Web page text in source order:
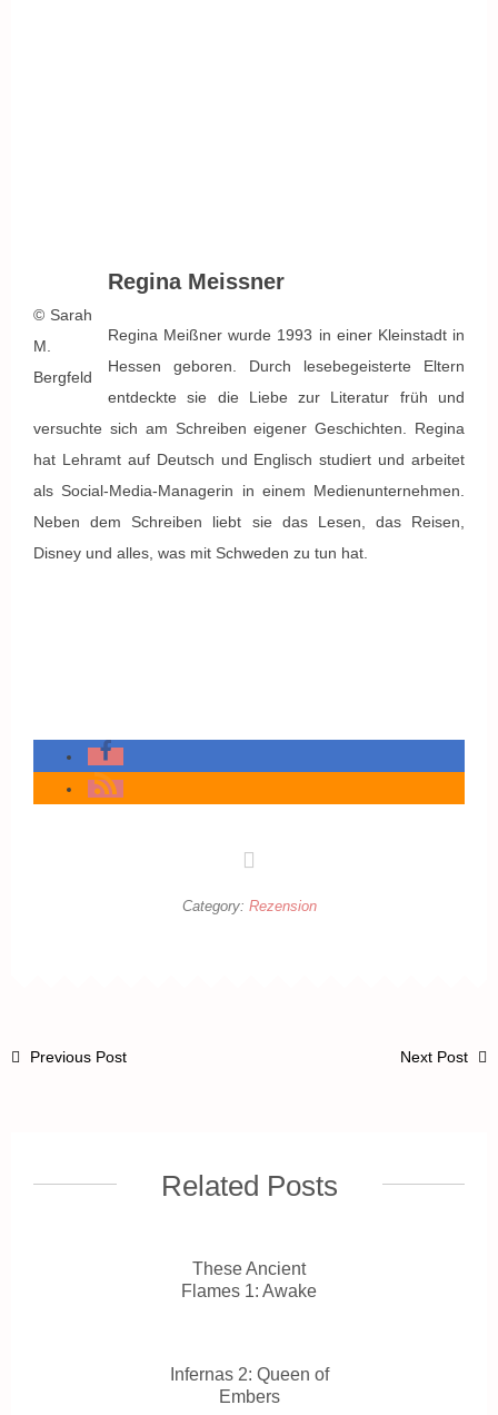
© Sarah
M.
Bergfeld
Regina Meissner
Regina Meißner wurde 1993 in einer Kleinstadt in
Hessen geboren. Durch lesebegeisterte Eltern
entdeckte sie die Liebe zur Literatur früh und
versuchte sich am Schreiben eigener Geschichten. Regina
hat Lehramt auf Deutsch und Englisch studiert und arbeitet
als Social-Media-Managerin in einem Medienunternehmen.
Neben dem Schreiben liebt sie das Lesen, das Reisen,
Disney und alles, was mit Schweden zu tun hat.
Category: Rezension
Next Post
Previous Post
Related Posts
These Ancient
Flames 1: Awake
Infernas 2: Queen of
Embers